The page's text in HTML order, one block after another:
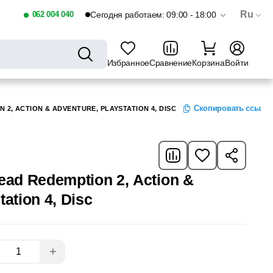
062 004 040 Сегодня работаем: 09:00 - 18:00 Ru
ИзбранноеСравнениеКорзинаВойти
2, ACTION & ADVENTURE, PLAYSTATION 4, DISC Скопировать ссылку
Redemption 2, Action &
4, Disc
+